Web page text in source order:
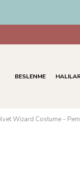
Ödemelerinde %5
BESLENME
Wizard Costume -